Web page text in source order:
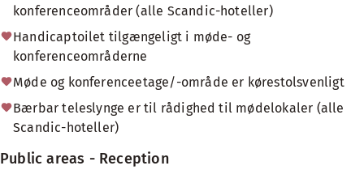
konferenceområder (alle Scandic-hoteller)
Handicaptoilet tilgængeligt i møde- og
konferenceområderne
Møde og konferenceetage/-område er kørestolsvenligt
Bærbar teleslynge er til rådighed til mødelokaler (alle
Scandic-hoteller)
Public areas - Reception